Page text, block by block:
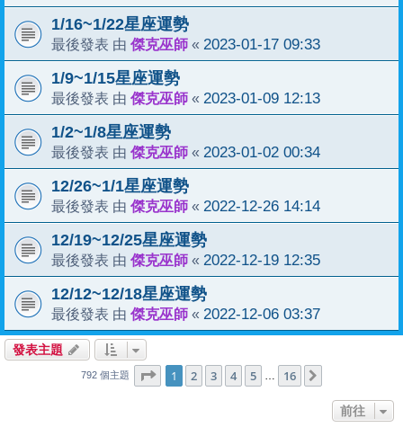
1/16~1/22星座運勢
最後發表 由 傑克巫師 « 2023-01-17 09:33
1/9~1/15星座運勢
最後發表 由 傑克巫師 « 2023-01-09 12:13
1/2~1/8星座運勢
最後發表 由 傑克巫師 « 2023-01-02 00:34
12/26~1/1星座運勢
最後發表 由 傑克巫師 « 2022-12-26 14:14
12/19~12/25星座運勢
最後發表 由 傑克巫師 « 2022-12-19 12:35
12/12~12/18星座運勢
最後發表 由 傑克巫師 « 2022-12-06 03:37
發表主題
792 個主題 第1 頁 (共 16頁)
1 2 3 4 5 … 16
前往